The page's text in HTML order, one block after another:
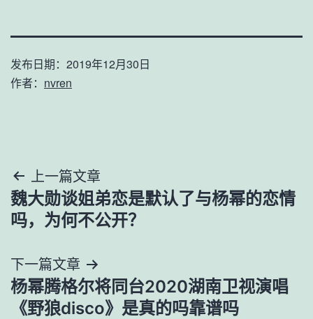
发布日期： 2019年12月30日
作者： nvren
文
章
航
上一篇文章
魏大勋谈姐弟恋是默认了与杨幂的恋情
吗，为何不公开？
下一篇文章
杨幂腾格尔将同台2020湖南卫视演唱
《野狼disco》是真的吗靠谱吗